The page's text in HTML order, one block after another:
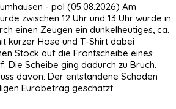
- pol (05.08.2026) Am
zwischen 12 Uhr und 13 Uhr wurde in
einen Zeugen ein dunkelheutiges, ca.
kurzer Hose und T-Shirt dabei
Stock auf die Frontscheibe eines
Die Scheibe ging dadurch zu Bruch.
davon. Der entstandene Schaden
Eurobetrag geschätzt.